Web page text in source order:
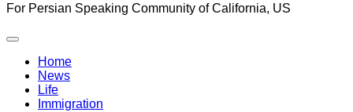
For Persian Speaking Community of California, US
Home
News
Life
Immigration